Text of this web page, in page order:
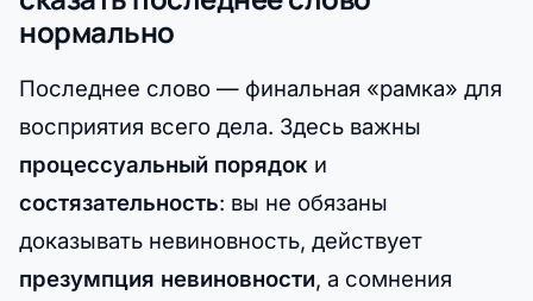
нормально
Последнее слово — финальная «рамка» для
восприятия всего дела. Здесь важны
процессуальный порядок и
состязательность: вы не обязаны
доказывать невиновность, действует
презумпция невиновности, а сомнения